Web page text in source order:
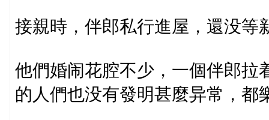
接親時，伴郎私行進屋，還没等
他們婚闹花腔不少，一個伴郎拉
的人們也没有發明甚麼异常，都